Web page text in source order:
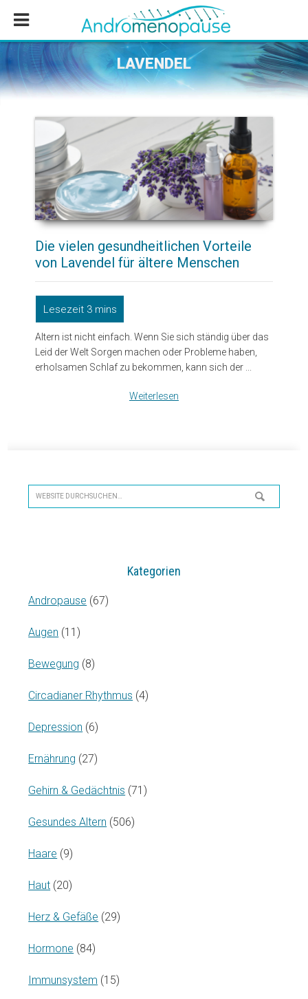
Inhalt
springen
Seitenspalte
springen
Fußzeile
springen
LAVENDEL
Die vielen gesundheitlichen Vorteile
von Lavendel für ältere Menschen
Altern ist nicht einfach. Wenn Sie sich ständig über das
Leid der Welt Sorgen machen oder Probleme haben,
erholsamen Schlaf zu bekommen, kann sich der ...
Weiterlesen
Website
durchsuchen…
Kategorien
Andropause (67)
Augen (11)
Bewegung (8)
Circadianer Rhythmus (4)
Depression (6)
Ernährung (27)
Gehirn & Gedächtnis (71)
Gesundes Altern (506)
Haare (9)
Haut (20)
Herz & Gefäße (29)
Hormone (84)
Immunsystem (15)